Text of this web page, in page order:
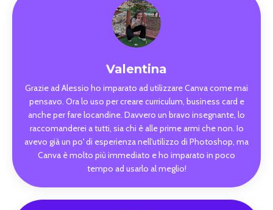
Valentina
Grazie ad Alessio ho imparato ad utilizzare Canva come mai
pensavo. Ora lo uso per creare curriculum, business card e
anche per fare locandine. Davvero un bravo insegnante, lo
raccomanderei a tutti, sia chi è alle prime armi che non. Io
avevo già un po' di esperienza nell'utilizzo di Photoshop, ma
Canva è molto più immediato e ho imparato in poco
tempo ad usarlo al meglio!